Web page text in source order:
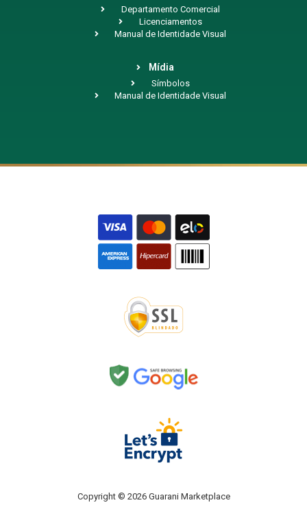
Departamento Comercial
Licenciamentos
Manual de Identidade Visual
Mídia
Símbolos
Manual de Identidade Visual
Copyright © 2026 Guarani Marketplace